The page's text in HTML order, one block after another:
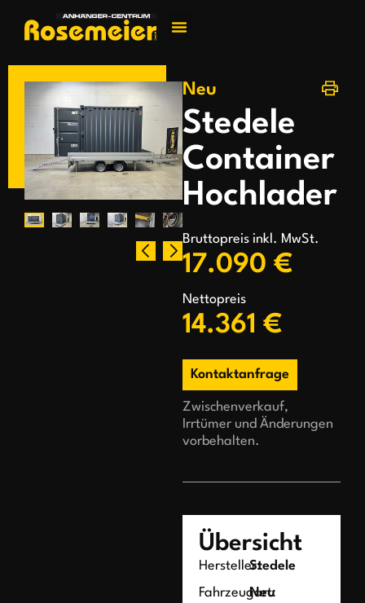
Neu
Stedele
Container
Hochlader
Bruttopreis inkl. MwSt.
17.090 €
Nettopreis
14.361 €
Kontaktanfrage
Zwischenverkauf,
Irrtümer und Änderungen
vorbehalten.
Übersicht
Hersteller:Stedele
Fahrzeugart:
Neu